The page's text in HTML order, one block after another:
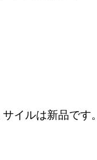
イルは新品です。